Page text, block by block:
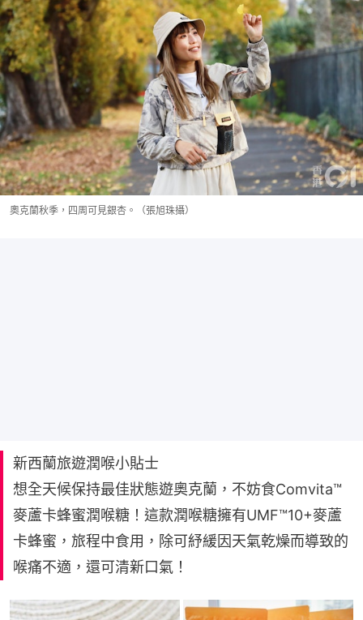
奧克蘭秋季，四周可見銀杏。（張旭珠攝）
新西蘭旅遊潤喉小貼士
想全天候保持最佳狀態遊奧克蘭，不妨食Comvita™️
麥蘆卡蜂蜜潤喉糖！這款潤喉糖擁有UMF™10+麥蘆
卡蜂蜜，旅程中食用，除可紓緩因天氣乾燥而導致的
喉痛不適，還可清新口氣！